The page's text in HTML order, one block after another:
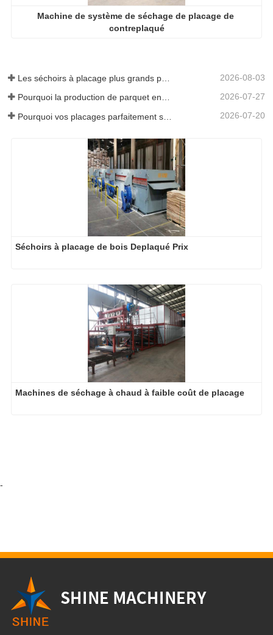
Machine de système de séchage de placage de
contreplaqué
2026-08-03
Pourquoi la production de parquet en eucalyptus a-t-elle besoin d'un séchoir à placages ? 2026-07-27
2026-07-20
Séchoirs à placage de bois Deplaqué Prix
Machines de séchage à chaud à faible coût de placage
-